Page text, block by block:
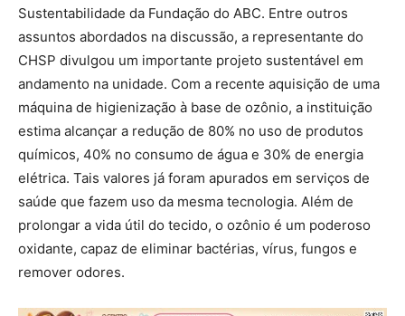
Sustentabilidade da Fundação do ABC. Entre outros
assuntos abordados na discussão, a representante do
CHSP divulgou um importante projeto sustentável em
andamento na unidade. Com a recente aquisição de uma
máquina de higienização à base de ozônio, a instituição
estima alcançar a redução de 80% no uso de produtos
químicos, 40% no consumo de água e 30% de energia
elétrica. Tais valores já foram apurados em serviços de
saúde que fazem uso da mesma tecnologia. Além de
prolongar a vida útil do tecido, o ozônio é um poderoso
oxidante, capaz de eliminar bactérias, vírus, fungos e
remover odores.